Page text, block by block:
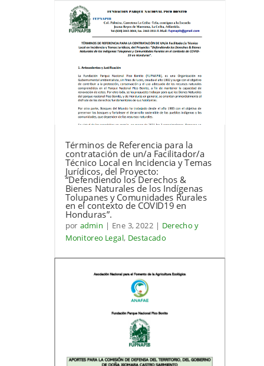
Términos de Referencia para la
contratación de un/a Facilitador/a
Técnico Local en Incidencia y Temas
Jurídicos, del Proyecto:
“Defendiendo los Derechos &
Bienes Naturales de los Indígenas
Tolupanes y Comunidades Rurales
en el contexto de COVID19 en
Honduras”.
por admin | Ene 3, 2022| Derecho y
Monitoreo Legal, Destacado